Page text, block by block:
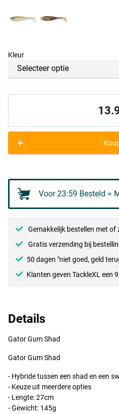
Glitter
Kleur
+
Voor 23:59 Besteld =
Gemakkelijk bestellen met of
Gratis verzending bij
50 dagen "niet goed, geld
Klanten geven TackleXL een
Details
Gator Gum Shad
Gator Gum Shad
- Hybride tussen een shad en een
- Keuze uit meerdere opties
- Lengte: 27cm
- Gewicht: 145g